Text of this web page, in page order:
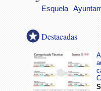
Esquela
Destacadas